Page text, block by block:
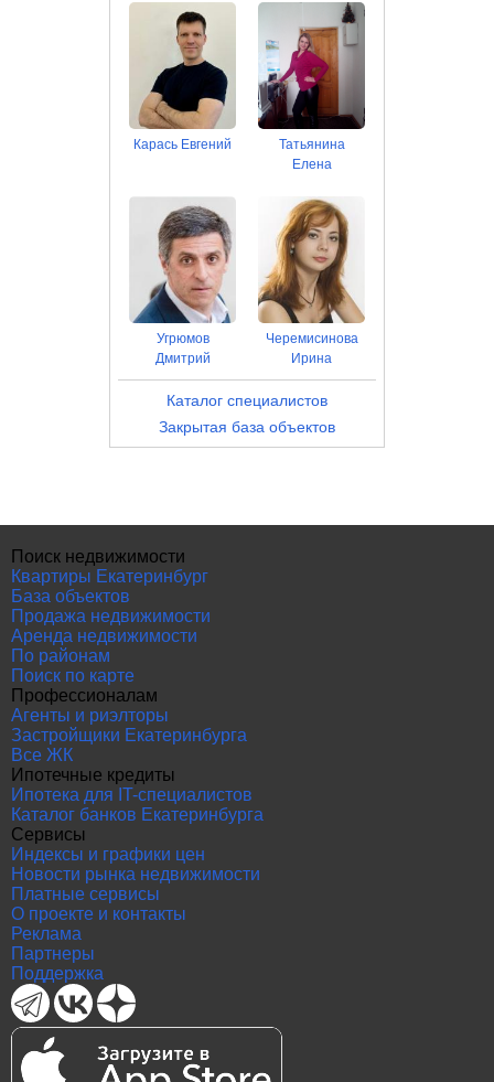
Карась Евгений
Татьянина
Елена
Угрюмов
Дмитрий
Черемисинова
Ирина
Каталог специалистов
Закрытая база объектов
Поиск недвижимости
Квартиры Екатеринбург
База объектов
Продажа недвижимости
Аренда недвижимости
По районам
Поиск по карте
Профессионалам
Агенты и риэлторы
Застройщики Екатеринбурга
Все ЖК
Ипотечные кредиты
Ипотека для IT-специалистов
Каталог банков Екатеринбурга
Сервисы
Индексы и графики цен
Новости рынка недвижимости
Платные сервисы
О проекте и контакты
Реклама
Партнеры
Поддержка